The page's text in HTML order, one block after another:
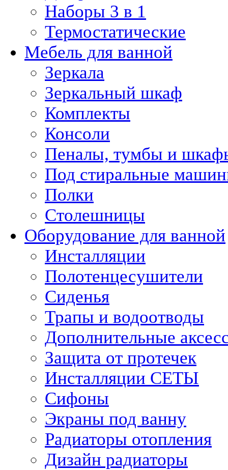
Наборы 3 в 1
Термостатические
Мебель для ванной
Зеркала
Зеркальный шкаф
Комплекты
Консоли
Пеналы, тумбы и
Под стиральные
Полки
Столешницы
Оборудование для ванной
Инсталляции
Полотенцесушители
Сиденья
Трапы и водоотводы
Дополнительные
Защита от протечек
Инсталляции СЕТЫ
Сифоны
Экраны под ванну
Радиаторы отопления
Дизайн радиаторы